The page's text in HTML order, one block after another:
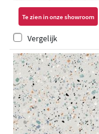
Te zien in onze showroom
Vergelijk